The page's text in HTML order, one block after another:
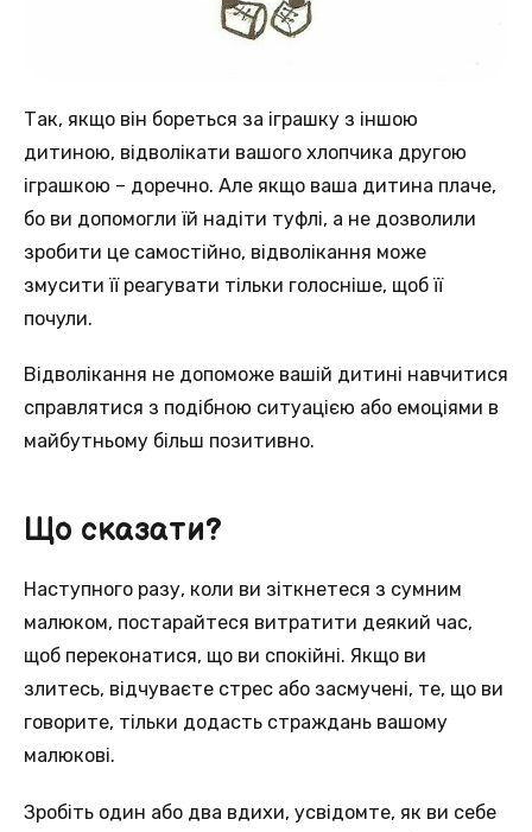
Так, якщо він бореться за іграшку з іншою
дитиною, відволікати вашого хлопчика другою
іграшкою – доречно. Але якщо ваша дитина плаче,
бо ви допомогли їй надіти туфлі, а не дозволили
зробити це самостійно, відволікання може
змусити її реагувати тільки голосніше, щоб її
почули.
Відволікання не допоможе вашій дитині навчитися
справлятися з подібною ситуацією або емоціями в
майбутньому більш позитивно.
Що сказати?
Наступного разу, коли ви зіткнетеся з сумним
малюком, постарайтеся витратити деякий час,
щоб переконатися, що ви спокійні. Якщо ви
злитесь, відчуваєте стрес або засмучені, те, що ви
говорите, тільки додасть страждань вашому
малюкові.
Зробіть один або два вдихи, усвідомте, як ви себе